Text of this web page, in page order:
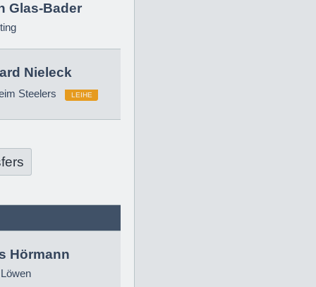
Glas-Bader
Nieleck
Steelers LEIHE
Hörmann